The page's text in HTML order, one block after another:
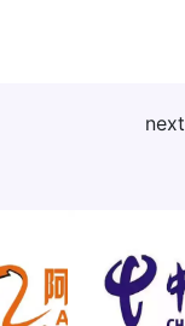
next